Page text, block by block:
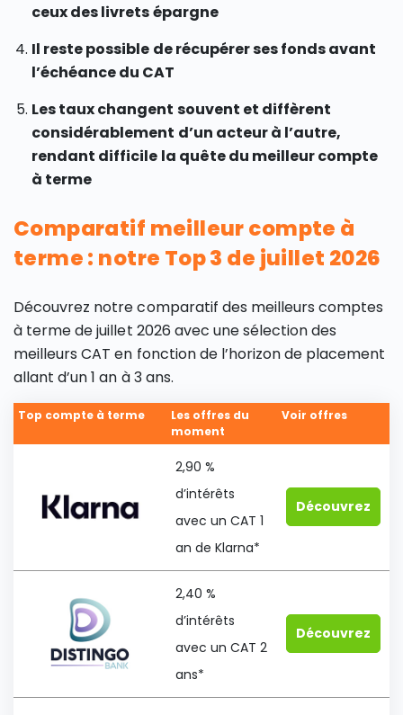
ceux des livrets épargne
Il reste possible de récupérer ses fonds avant
l’échéance du CAT
Les taux changent souvent et diffèrent
considérablement d’un acteur à l’autre,
rendant difficile la quête du meilleur compte
à terme
Comparatif meilleur compte à
terme : notre Top 3 de juillet 2026
Découvrez notre comparatif des meilleurs comptes
à terme de juillet 2026 avec une sélection des
meilleurs CAT en fonction de l’horizon de placement
allant d’un 1 an à 3 ans.
Top compte à terme
Les offres du
moment
Voir offres
2,90 %
d’intérêts
avec un CAT 1
an de Klarna*
Découvrez
2,40 %
d’intérêts
avec un CAT 2
ans*
Découvrez